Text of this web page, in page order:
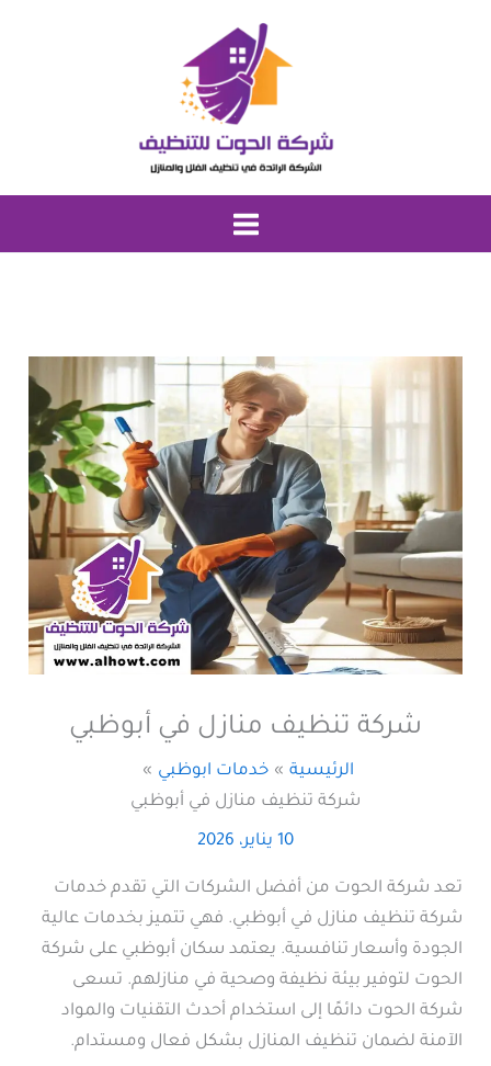
شركة تنظيف منازل في أبوظبي
الرئيسية
خدمات ابوظبي
شركة تنظيف منازل في أبوظبي
10 يناير، 2026
تعد شركة الحوت من أفضل الشركات التي تقدم خدمات
شركة تنظيف منازل في أبوظبي. فهي تتميز بخدمات عالية
الجودة وأسعار تنافسية. يعتمد سكان أبوظبي على شركة
الحوت لتوفير بيئة نظيفة وصحية في منازلهم. تسعى
شركة الحوت دائمًا إلى استخدام أحدث التقنيات والمواد
الآمنة لضمان تنظيف المنازل بشكل فعال ومستدام.